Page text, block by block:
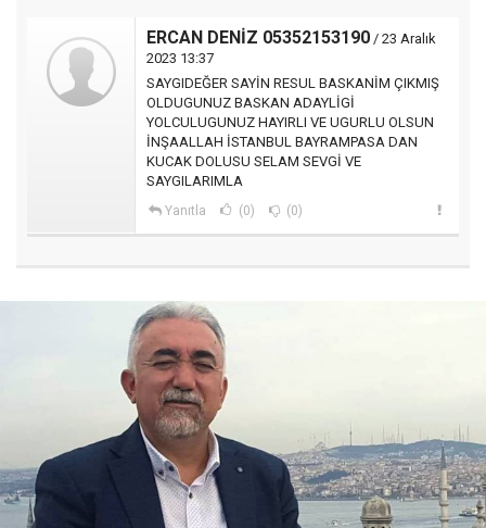
ERCAN DENİZ 05352153190 / 23 Aralık
2023 13:37
SAYGIDEĞER SAYİN RESUL BASKANİM ÇIKMIŞ
OLDUGUNUZ BASKAN ADAYLİGİ
YOLCULUGUNUZ HAYIRLI VE UGURLU OLSUN
İNŞAALLAH İSTANBUL BAYRAMPASA DAN
KUCAK DOLUSU SELAM SEVGİ VE
SAYGILARIMLA
Yanıtla (0) (0)